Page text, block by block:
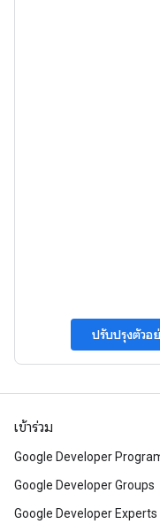
ปรับปรุงตัวอ
เข้าร่วม
Google Developer
Google Developer Groups
Google Developer Experts